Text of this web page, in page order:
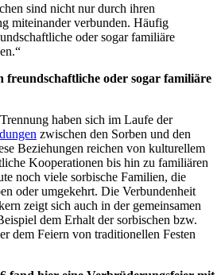
sind nicht nur durch ihren
miteinander verbunden. Häufig
oder sogar familiäre
freundschaftliche oder sogar familiäre
haben sich im Laufe der
zwischen den Sorben und den
Beziehungen reichen von kulturellem
Kooperationen bis hin zu familiären
noch viele sorbische Familien, die
oder umgekehrt. Die Verbundenheit
zeigt sich auch in der gemeinsamen
dem Erhalt der sorbischen bzw.
dem Feiern von traditionellen Festen